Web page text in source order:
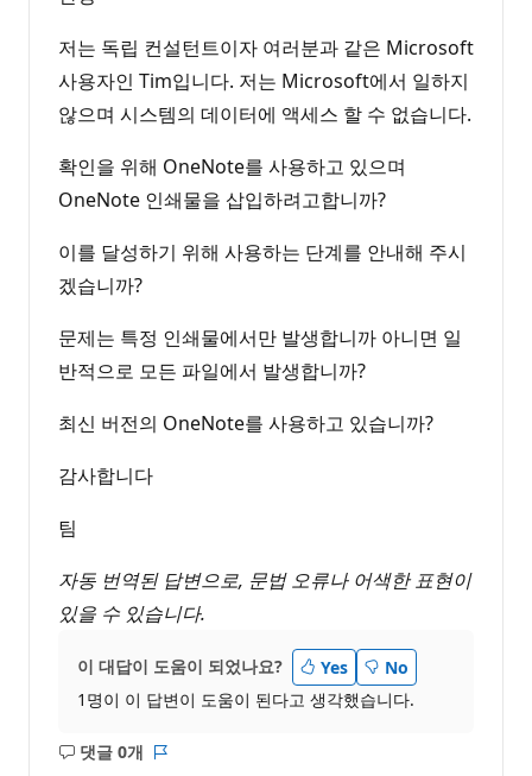
저는 독립 컨설턴트이자 여러분과 같은 Microsoft
사용자인 Tim입니다. 저는 Microsoft에서 일하지
않으며 시스템의 데이터에 액세스 할 수 없습니다.
확인을 위해 OneNote를 사용하고 있으며
OneNote 인쇄물을 삽입하려고합니까?
이를 달성하기 위해 사용하는 단계를 안내해 주시
겠습니까?
문제는 특정 인쇄물에서만 발생합니까 아니면 일
반적으로 모든 파일에서 발생합니까?
최신 버전의 OneNote를 사용하고 있습니까?
감사합니다
팀
자동 번역된 답변으로, 문법 오류나 어색한 표현이
있을 수 있습니다.
이 대답이 도움이 되었나요? Yes
No
1명이 이 답변이 도움이 된다고 생각했습니다.
댓글 0개
설